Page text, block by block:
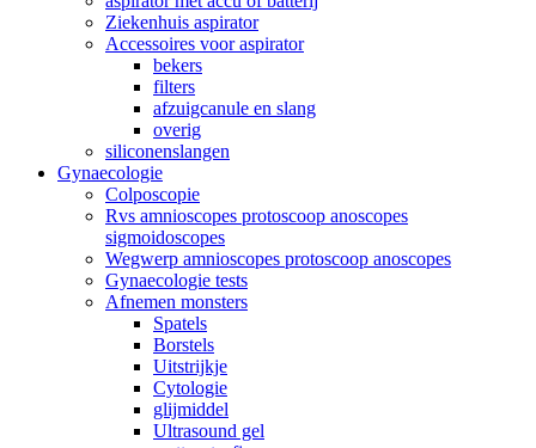
Ziekenhuis aspirator
Accessoires voor aspirator
bekers
filters
afzuigcanule en slang
overig
siliconenslangen
Gynaecologie
Colposcopie
Rvs amnioscopes protoscoop anoscopes
sigmoidoscopes
Wegwerp amnioscopes protoscoop anoscopes
Gynaecologie tests
Afnemen monsters
Spatels
Borstels
Uitstrijkje
Cytologie
glijmiddel
Ultrasound gel